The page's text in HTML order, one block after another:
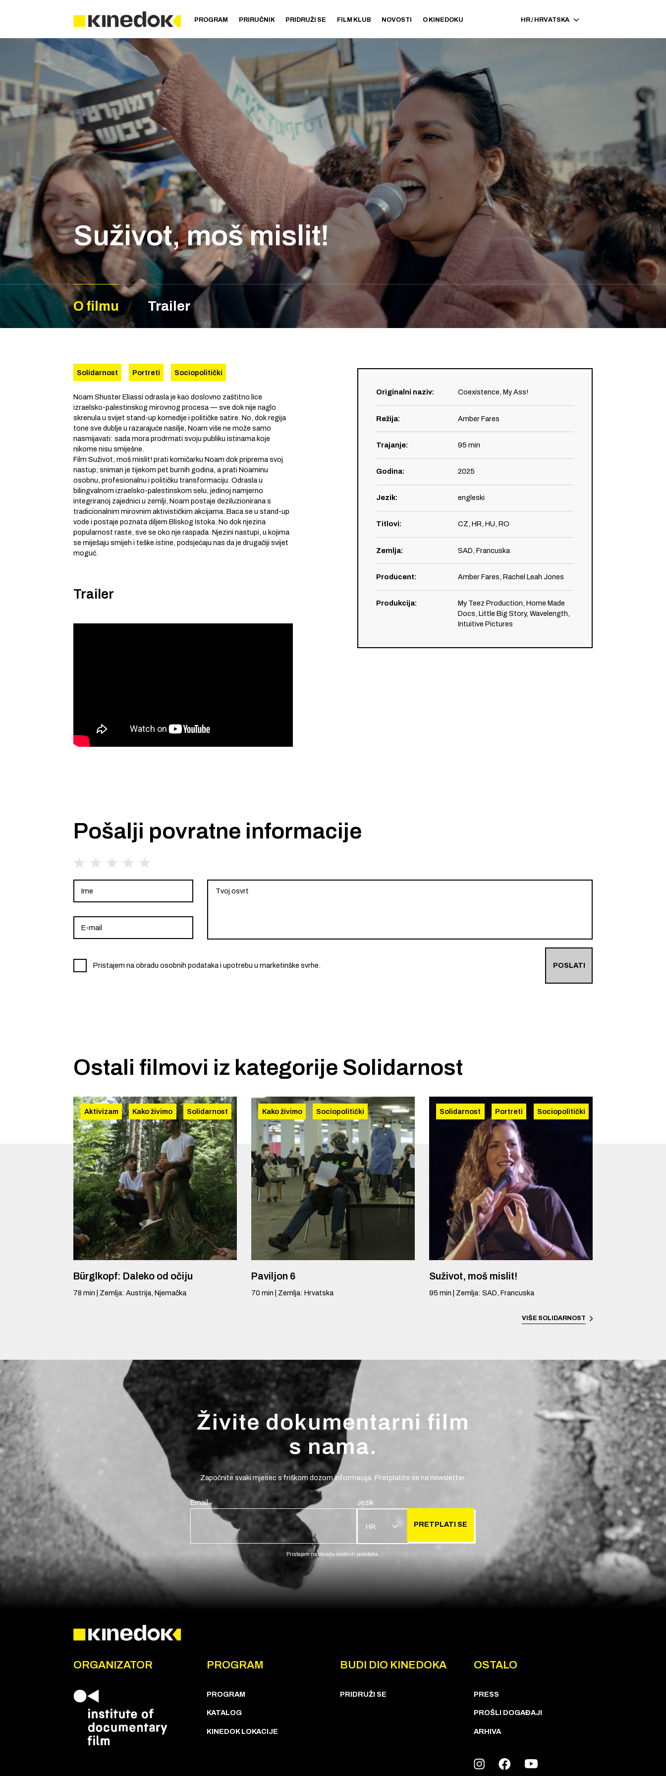
PROGRAM PRIRUČNIK PRIDRUŽI SE FILM KLUB NOVOSTI O KINEDOKU HR/ HRVATSKA
Suživot, moš mislit!
O filmu Trailer
Solidarnost Portreti Sociopolitički
Noam Shuster Eliassi odrasla je kao doslovno zaštitno lice
izraelsko-palestinskog mirovnog procesa — sve dok nije naglo
skrenula u svijet stand-up komedije i političke satire. No, dok regija
tone sve dublje u razarajuće nasilje, Noam više ne može samo
nasmijavati: sada mora prodrmati svoju publiku istinama koje
nikome nisu smiješne.
Film Suživot, moš mislit! prati komičarku Noam dok priprema svoj
nastup; sniman je tijekom pet burnih godina, a prati Noaminu
osobnu, profesionalnu i političku transformaciju. Odrasla u
bilingvalnom izraelsko-palestinskom selu, jedinoj namjerno
integriranoj zajednici u zemlji, Noam postaje deziluzionirana s
tradicionalnim mirovnim aktivističkim akcijama. Baca se u stand-up
vode i postaje poznata diljem Bliskog Istoka. No dok njezina
popularnost raste, sve se oko nje raspada. Njezini nastupi, u kojima
se miješaju smijeh i teške istine, podsjećaju nas da je drugačiji svijet
moguć.
Trailer
Originalni naziv: Coexistence, My Ass!
Režija: Amber Fares
Trajanje: 95 min
Godina: 2025
Jezik: engleski
Titlovi: CZ, HR, HU, RO
Zemlja: SAD, Francuska
Producent: Amber Fares, Rachel Leah Jones
Produkcija:
My Teez Production, Home Made
Docs, Little Big Story, Wavelength,
Intuitive Pictures
Pošalji povratne informacije
Pristajem na obradu osobnih podataka i upotrebu u marketinške svrhe. POSLATI
Ostali filmovi iz kategorije Solidarnost
Aktivizam Kako živimo Solidarnost
Bürglkopf: Daleko od očiju
78 min Zemlja: Austrija, Njemačka
Kako živimo Sociopolitički
Paviljon 6
70 min Zemlja: Hrvatska
Solidarnost Portreti Sociopolitički
Suživot, moš mislit!
95 min Zemlja: SAD, Francuska
VIŠE SOLIDARNOST
Živite dokumentarni film
s nama.
Započnite svaki mjesec s friškom dozom informacija. Pretplatite se na newsletter.
Email Jezik
HR PRETPLATI SE
Pristajem na obradu osobnih podataka.
ORGANIZATOR PROGRAM
PROGRAM
KATALOG
KINEDOK LOKACIJE
BUDI DIO KINEDOKA
PRIDRUŽI SE
OSTALO
PRESS
PROŠLI DOGAĐAJI
ARHIVA